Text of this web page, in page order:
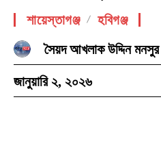
শায়েস্তাগঞ্জ
হবিগঞ্জ
সৈয়দ আখলাক উদ্দিন মনসুর
জানুয়ারি ২, ২০২৬